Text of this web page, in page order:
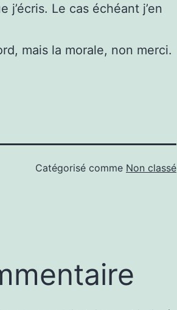
j’écris. Le cas échéant j’en
mais la morale, non merci.
Catégorisé comme Non classé